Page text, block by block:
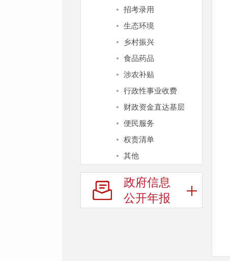
招考录用
生态环境
乡村振兴
食品药品
涉农补贴
行政性事业收费
财政资金直达基层
便民服务
权责清单
其他
政府信息
公开年报